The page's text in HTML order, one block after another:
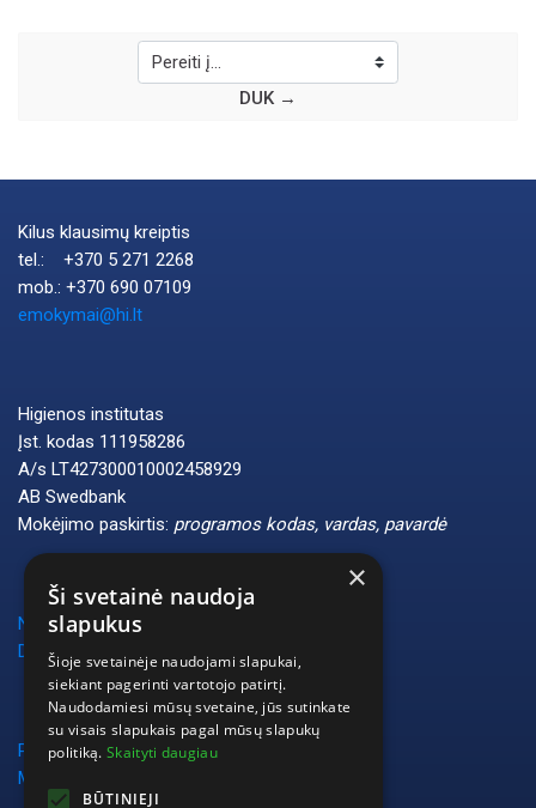
DUK →
Kilus klausimų kreiptis
tel.: +370 5 271 2268
mob.: +370 690 07109
emokymai@hi.lt
Higienos institutas
Įst. kodas 111958286
A/s LT427300010002458929
AB Swedbank
Mokėjimo paskirtis: programos kodas, vardas, pavardė
Naudotojo vadovas
DUK
Privatumo politika
Mokymų vykdymo taisyklės
×
Ši svetainė naudoja
slapukus
Šioje svetainėje naudojami slapukai,
siekiant pagerinti vartotojo patirtį.
Naudodamiesi mūsų svetaine, jūs sutinkate
su visais slapukais pagal mūsų slapukų
politiką. Skaityti daugiau
BŪTINIEJI